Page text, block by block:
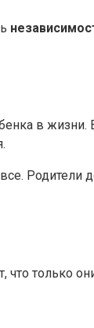
в
что только